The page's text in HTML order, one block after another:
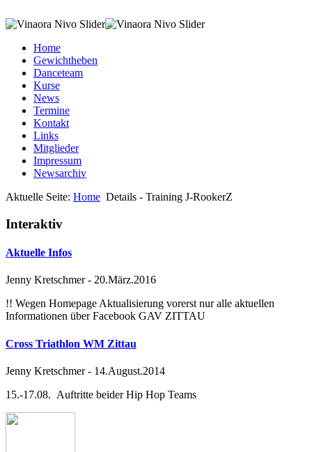
Home
Gewichtheben
Danceteam
Kurse
News
Termine
Kontakt
Links
Mitglieder
Impressum
Newsarchiv
Aktuelle Seite: Home Details - Training J-RookerZ
Interaktiv
Aktuelle Infos
Jenny Kretschmer- 20.März.2016
!! Wegen Homepage Aktualisierung vorerst nur alle aktuellen
Informationen über Facebook GAV ZITTAU
Cross Triathlon WM Zittau
Jenny Kretschmer- 14.August.2014
15.-17.08. Auftritte beider Hip Hop Teams